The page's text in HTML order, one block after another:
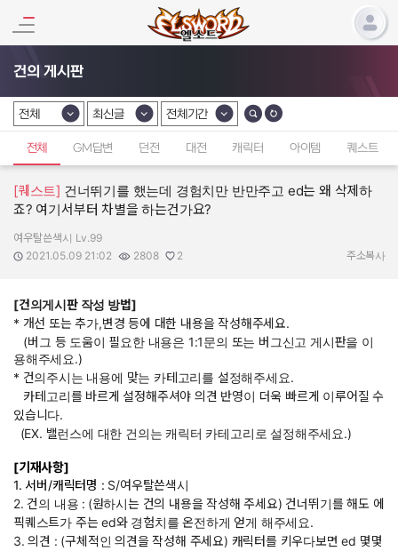
건의 게시판
카테고리 선택
전체
카테고리 선택
최신글
카테고리 선택
전체기간
전체 GM답변 던전 대전 캐릭터 아이템 퀘스트
[퀘스트] 건너뛰기를 했는데 경험치만 반만주고 ed는 왜 삭제하
죠? 여기서부터 차별을 하는건가요?
작성자:
여우탈쓴색시 Lv.99
작성일:
2021.05.09 21:02
조회수:
2808
추천수:
2 주소복사
[건의게시판 작성 방법]
* 개선 또는 추가,변경 등에 대한 내용을 작성해주세요.
(버그 등 도움이 필요한 내용은 1:1문의 또는 버그신고 게시판을 이
용해주세요.)
* 건의주시는 내용에 맞는 카테고리를 설정해주세요.
카테고리를 바르게 설정해주셔야 의견 반영이 더욱 빠르게 이루어질 수
있습니다.
(EX. 밸런스에 대한 건의는 캐릭터 카테고리로 설정해주세요.)
[기재사항]
1. 서버/캐릭터명 : S/여우탈쓴색시
2. 건의 내용 : (원하시는 건의 내용을 작성해 주세요) 건너뛰기를 해도 에
픽퀘스트가 주는 ed와 경험치를 온전하게 얻게 해주세요.
3. 의견 : (구체적인 의견을 작성해 주세요) 캐릭터를 키우다보면 ed 몇몇